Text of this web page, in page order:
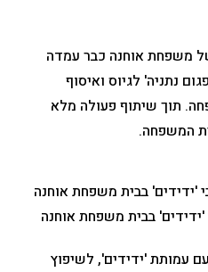
משפחת אוחנה כבר עמדה
נתניה' לגיוס ואיסוף
תוך שיתוף פעולה מלא
המשפחה.
בבית משפחת אוחנה
עמותת 'ידידים', לשיפוץ